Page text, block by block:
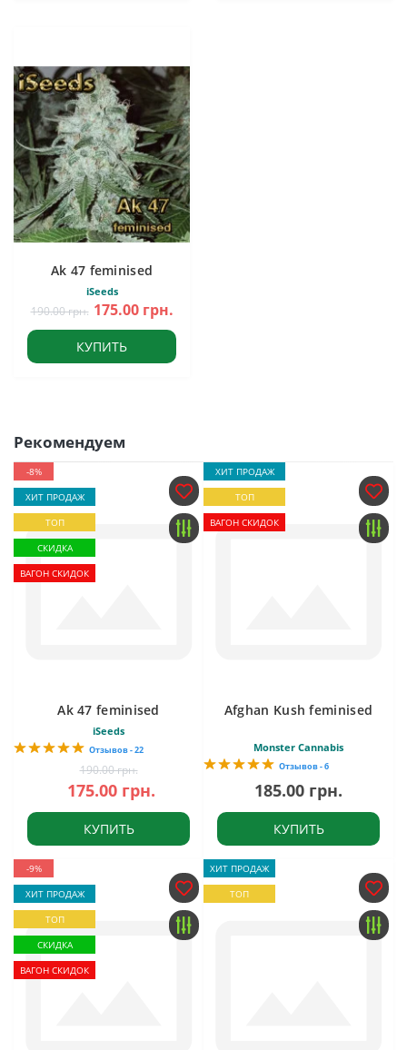
Ak 47 feminised
iSeeds
190.00 грн. 175.00 грн.
КУПИТЬ
Рекомендуем
-8%
ХИТ ПРОДАЖ
ТОП
СКИДКА
ВАГОН СКИДОК
Ak 47 feminised
iSeeds
Отзывов - 22
190.00 грн.
175.00 грн.
КУПИТЬ
ХИТ ПРОДАЖ
ТОП
ВАГОН СКИДОК
Afghan Kush feminised
Monster Cannabis
Отзывов - 6
185.00 грн.
КУПИТЬ
-9%
ХИТ ПРОДАЖ
ТОП
СКИДКА
ВАГОН СКИДОК
ХИТ ПРОДАЖ
ТОП